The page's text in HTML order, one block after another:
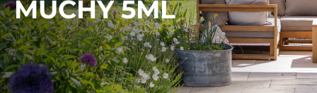
MUCHY 5ML